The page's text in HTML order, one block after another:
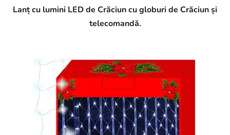
Lanț cu lumini LED de Crăciun cu globuri de Crăciun și
telecomandă.